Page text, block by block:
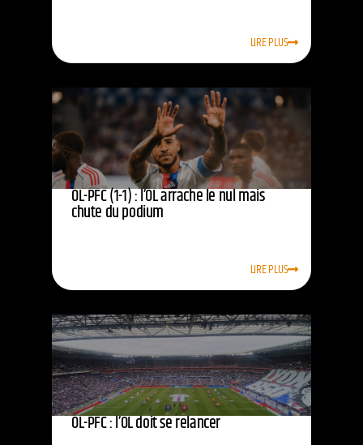
LIRE PLUS
OL-PFC (1-1) : l’OL arrache le nul mais
chute du podium
LIRE PLUS
OL-PFC : l’OL doit se relancer